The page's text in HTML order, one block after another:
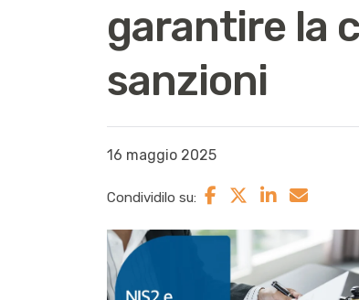
garantire la
sanzioni
16 maggio 2025
Condividilo su: